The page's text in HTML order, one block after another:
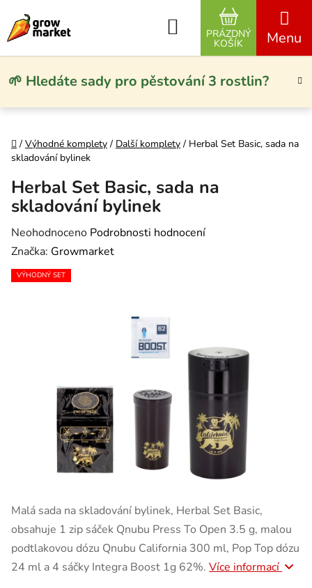
🌱 Hledáte sady pro pěstování 3 rostlin?
Hledat
NÁKUPNÍ
PRÁZDNÝ
KOŠÍK
Domů
/ Výhodné komplety / Další komplety / Herbal Set Basic, sada na
skladování bylinek
Malá sada na skladování bylinek, Herbal Set Basic,
obsahuje 1 zip sáček Qnubu Press To Open 3.5 g, malou
podtlakovou dózu Qnubu California 300 ml, Pop Top dózu
24 ml a 4 sáčky Integra Boost 1g 62%. Více informací
Herbal Set Basic, sada na
skladování bylinek
Průměrné hodnocení produktu je 0,0 z 5 hvězdiček.
Neohodnoceno Podrobnosti hodnocení
Značka: Growmarket
VÝHODNÝ SET